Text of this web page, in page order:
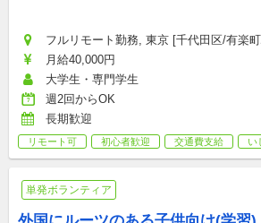
フルリモート勤務, 東京 [千代田区/有楽
月給40,000円
大学生・専門学生
週2回からOK
長期歓迎
リモート可 初心者歓迎 交通費支給 い
単発ボランティア